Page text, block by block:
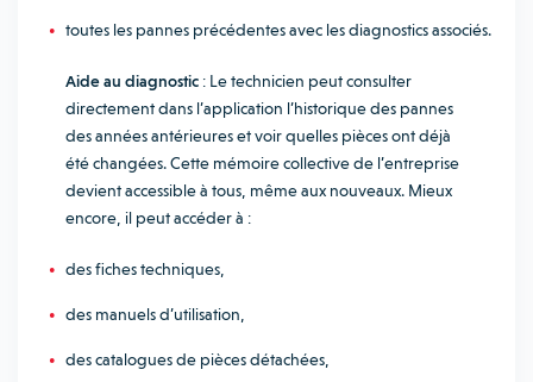
toutes les pannes précédentes avec les diagnostics associés.
Aide au diagnostic : Le technicien peut consulter
directement dans l’application l’historique des pannes
des années antérieures et voir quelles pièces ont déjà
été changées. Cette mémoire collective de l’entreprise
devient accessible à tous, même aux nouveaux. Mieux
encore, il peut accéder à :
des fiches techniques,
des manuels d’utilisation,
des catalogues de pièces détachées,